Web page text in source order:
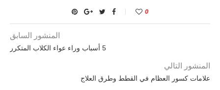
0
المنشور السابق
5 أسباب وراء عواء الكلاب المتكرر
المنشور التالي
علامات كسور العظام في القطط وطرق العلاج